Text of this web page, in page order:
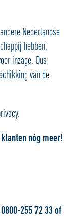
Nederlandse
hebben,
inzage. Dus
van de
nóg meer!
255 72 33 of